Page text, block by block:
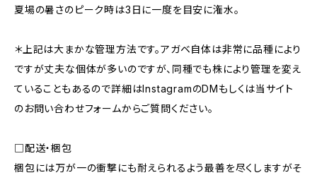
夏場の暑さのピーク時は3日に一度を目安に潅水。
＊上記は大まかな管理方法です。アガベ自体は非常に品種により
ですが丈夫な個体が多いのですが、同種でも株により管理を変え
ていることもあるので詳細はInstagramのDMもしくは当サイト
のお問い合わせフォームからご質問ください。
□配送・梱包
梱包には万が一の衝撃にも耐えられるよう最善を尽くしますがそ